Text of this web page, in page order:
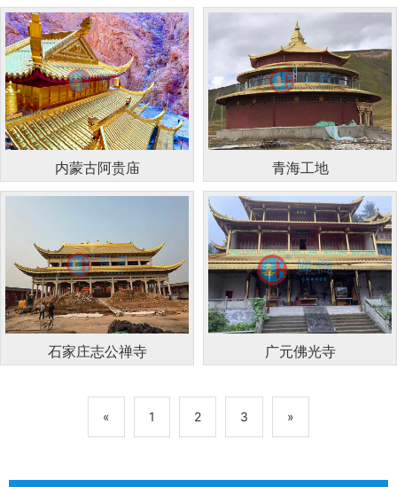
内蒙古阿贵庙 青海工地
石家庄志公禅寺 广元佛光寺
« 1 2 3 »